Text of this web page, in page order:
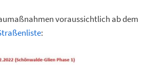
voraussichtlich ab dem
: